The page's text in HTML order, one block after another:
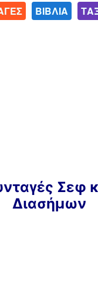
ΒΙΒΛΙΑ
Σεφ
Διασήμων